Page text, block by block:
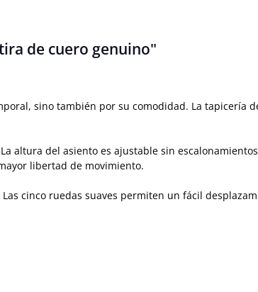
de cuero genuino"
sino también por su comodidad. La tapicería
altura del asiento es ajustable sin
libertad de movimiento.
cinco ruedas suaves permiten un fácil